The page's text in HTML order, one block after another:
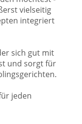
vielseitig
integriert
sich gut mit
und sorgt für
jeden